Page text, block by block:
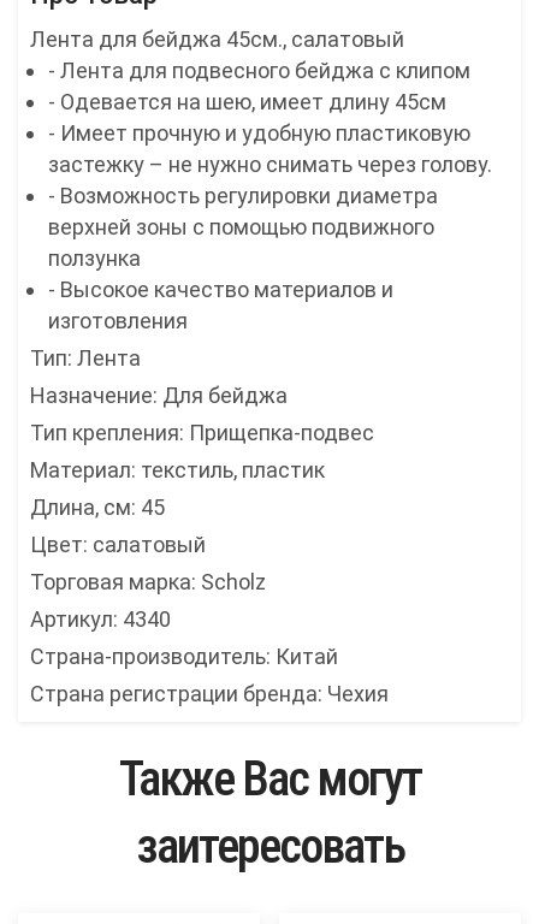
Лента для бейджа 45см., салатовый
- Лента для подвесного бейджа с клипом
- Одевается на шею, имеет длину 45см
- Имеет прочную и удобную пластиковую
застежку – не нужно снимать через голову.
- Возможность регулировки диаметра
верхней зоны с помощью подвижного
ползунка
- Высокое качество материалов и
изготовления
Тип: Лента
Назначение: Для бейджа
Тип крепления: Прищепка-подвес
Материал: текстиль, пластик
Длина, см: 45
Цвет: салатовый
Торговая марка: Scholz
Артикул: 4340
Страна-производитель: Китай
Страна регистрации бренда: Чехия
Также Вас могут
заитересовать